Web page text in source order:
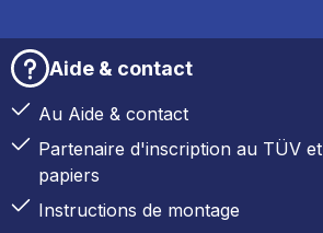
Aide & contact
Au Aide & contact
Partenaire d'inscription au TÜV et
papiers
Instructions de montage